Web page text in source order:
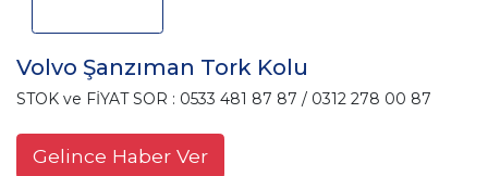
Volvo Şanzıman Tork Kolu
STOK ve FİYAT SOR : 0533 481 87 87 / 0312 278 00 87
Gelince Haber Ver